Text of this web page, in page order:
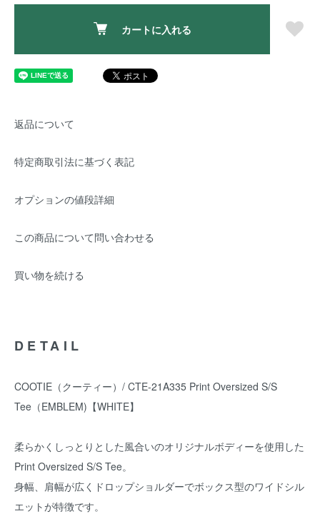
カートに入れる
返品について
特定商取引法に基づく表記
オプションの値段詳細
この商品について問い合わせる
買い物を続ける
DETAIL
COOTIE（クーティー）/ CTE-21A335 Print Oversized S/S
Tee（EMBLEM)【WHITE】
柔らかくしっとりとした風合いのオリジナルボディーを使用した
Print Oversized S/S Tee。
身幅、肩幅が広くドロップショルダーでボックス型のワイドシル
エットが特徴です。